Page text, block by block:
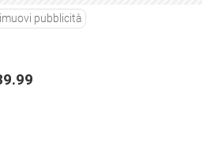
pubblicità